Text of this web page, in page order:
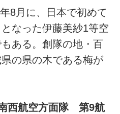
8月に、日本で初めて
なった伊藤美紗1等空
ある。創隊の地・百
の県の木である梅が
西航空方面隊 第9航